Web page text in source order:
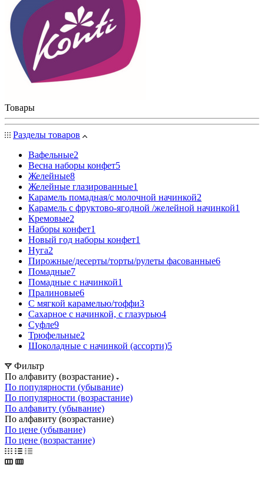
Товары
Разделы товаров
Вафельные2
Весна наборы конфет5
Желейные8
Желейные глазированные1
Карамель помадная/с молочной начинкой2
Карамель с фруктово-ягодной /желейной начинкой1
Кремовые2
Наборы конфет1
Новый год наборы конфет1
Нуга2
Пирожные/десерты/торты/рулеты фасованные6
Помадные7
Помадные с начинкой1
Пралиновые6
С мягкой карамелью/тоффи3
Сахарное с начинкой, с глазурью4
Суфле9
Трюфельные2
Шоколадные с начинкой (ассорти)5
Фильтр
По алфавиту (возрастание)
По популярности (убывание)
По популярности (возрастание)
По алфавиту (убывание)
По алфавиту (возрастание)
По цене (убывание)
По цене (возрастание)